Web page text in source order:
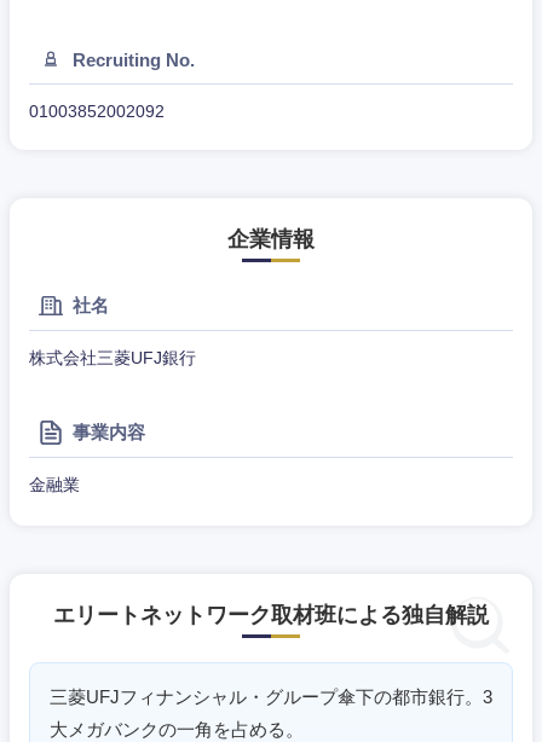
Recruiting No.
01003852002092
企業情報
社名
株式会社三菱UFJ銀行
事業内容
金融業
エリートネットワーク取材班による独自解説
三菱UFJフィナンシャル・グループ傘下の都市銀行。3
大メガバンクの一角を占める。